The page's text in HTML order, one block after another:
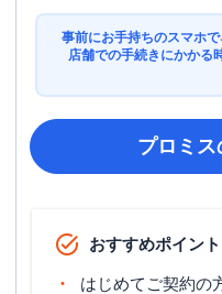
事前にお手持ちのスマホ
店舗での手続きにかかる
プロミス
おすすめポイント
はじめてご契約の